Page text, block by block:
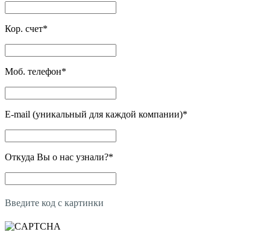
Кор. счет*
Моб. телефон*
E-mail (уникальный для каждой компании)*
Откуда Вы о нас узнали?*
Введите код с картинки